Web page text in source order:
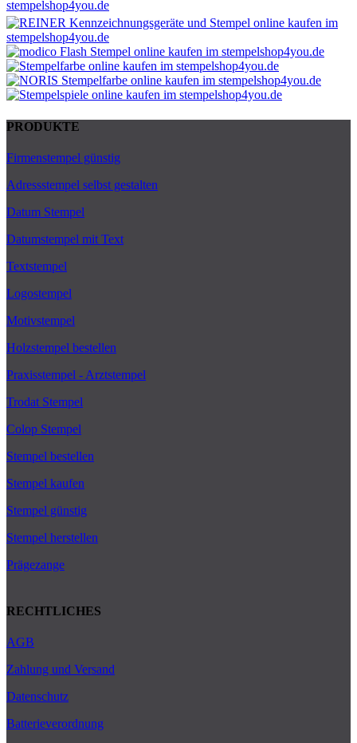
PRODUKTE
Firmenstempel günstig
Adressstempel selbst gestalten
Datum Stempel
Datumstempel mit Text
Textstempel
Logostempel
Motivstempel
Holzstempel bestellen
Praxisstempel - Arztstempel
Trodat Stempel
Colop Stempel
Stempel bestellen
Stempel kaufen
Stempel günstig
Stempel herstellen
Prägezange
RECHTLICHES
AGB
Zahlung und Versand
Datenschutz
Batterieverordnung